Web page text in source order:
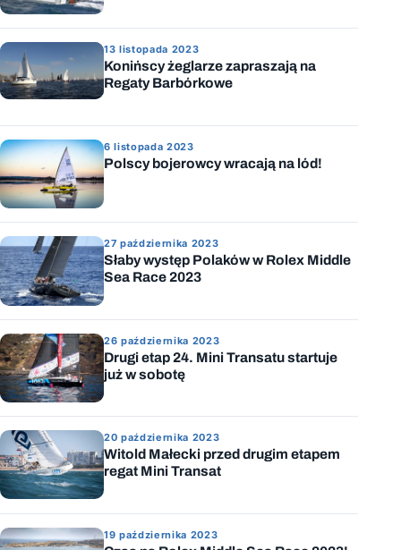
13 listopada 2023
Konińscy żeglarze zapraszają na
Regaty Barbórkowe
6 listopada 2023
Polscy bojerowcy wracają na lód!
27 października 2023
Słaby występ Polaków w Rolex Middle
Sea Race 2023
26 października 2023
Drugi etap 24. Mini Transatu startuje
już w sobotę
20 października 2023
Witold Małecki przed drugim etapem
regat Mini Transat
19 października 2023